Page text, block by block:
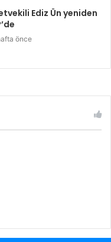
Ediz Ün yeniden
önce